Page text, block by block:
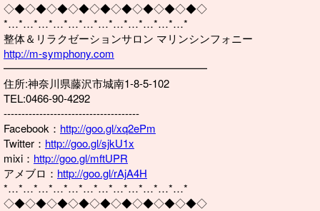
◇◆◇◆◇◆◇◆◇◆◇◆◇◆◇◆◇◆◇
*…*…*…*…*…*…*…*…*…*…*…*…*
整体＆リラクゼーションサロン マリンシンフォニー
http://m-symphony.com
━━━━━━━━━━━━━━━━━━━
住所:神奈川県藤沢市城南1-8-5-102
TEL:0466-90-4292
--------------------------------------
Facebook： http://goo.gl/xq2ePm
Twitter： http://goo.gl/sjkU1x
mixi： http://goo.gl/mftUPR
アメブロ： http://goo.gl/rAjA4H
*…*…*…*…*…*…*…*…*…*…*…*…*
◇◆◇◆◇◆◇◆◇◆◇◆◇◆◇◆◇◆◇